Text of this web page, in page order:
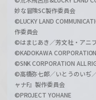
妙な冒険SC製作委員会
©LUCKY LAND
作委員会
©はまじあき／芳文社・アニ
©KADOKAWA
©SNK CORPORATION ALL
©高橋弥七郎／いとうのいぢ
ャナF』製作委員会
©PROJECT YOHANE